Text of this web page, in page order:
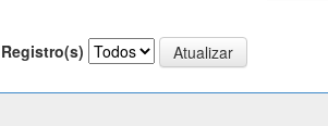
Registro(s)